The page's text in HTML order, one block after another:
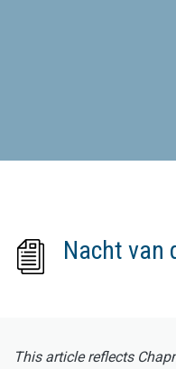
Nacht van
This article reflects